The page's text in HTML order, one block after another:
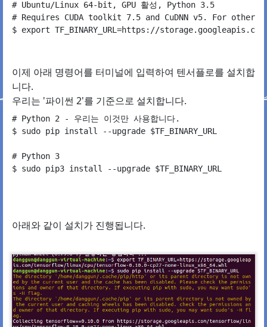
# Ubuntu/Linux 64-bit, GPU 활성, Python 3.5
# Requires CUDA toolkit 7.5 and CuDNN v5. For
이제 아래 명령어를 터미널에 입력하여 텐서플로를 설치합
니다.
우리는 '파이썬 2'를 기준으로 설치합니다.
# Python 2 - 우리는 이것만 사용합니다.
$ sudo pip install --upgrade $TF_BINARY_URL
# Python 3
아래와 같이 설치가 진행됩니다.